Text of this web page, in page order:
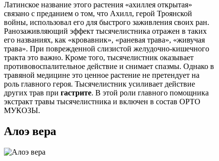
Латинское название этого растения «ахиллея открытая»
связано с преданием о том, что Ахилл, герой Троянской
войны, использовал его для быстрого заживления своих ран.
Ранозаживляющий эффект тысячелистника отражен в таких
его названиях, как «кровавник», «раневая трава», «живучая
трава». При поврежденной слизистой желудочно-кишечного
тракта это важно. Кроме того, тысячелистник оказывает
противовоспалительное действие и снимает спазмы. Однако в
травяной медицине это ценное растение не претендует на
роль главного героя. Тысячелистник усиливает действие
других трав при гастрите. В этой роли главного помощника
экстракт травы тысячелистника и включен в состав ОРТО
МУКОЗЫ.
Алоэ вера